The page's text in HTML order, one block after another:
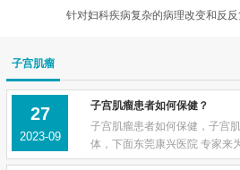
针对妇科疾病复杂的病理改变和反
子宫肌瘤
27
2023-09
子宫肌瘤患者如何保健？
子宫肌瘤患者如何保健，子宫
体，下面东莞康兴医院 专家来
健，子宫肌瘤患者日常生活